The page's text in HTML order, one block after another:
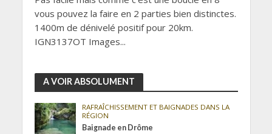
vous pouvez la faire en 2 parties bien distinctes.
1400m de dénivelé positif pour 20km.
IGN3137OT Images...
A VOIR ABSOLUMENT
RAFRAÎCHISSEMENT ET BAIGNADES DANS LA
RÉGION
Baignade en Drôme